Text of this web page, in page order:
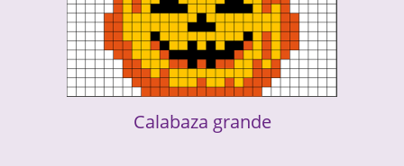
Calabaza grande